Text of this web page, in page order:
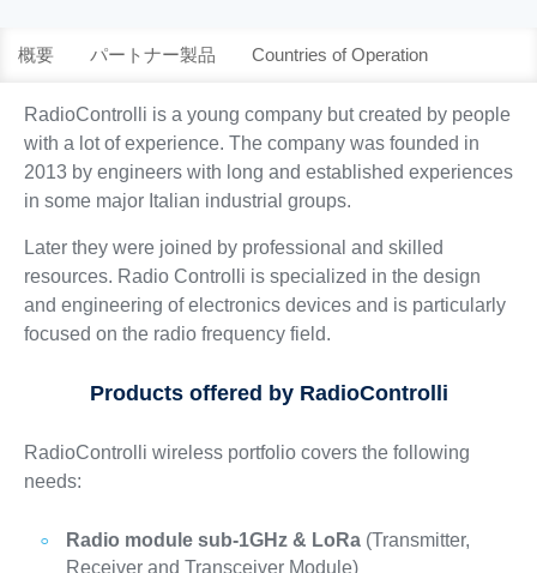
概要 パートナー製品 Countries of Operation
RadioControlli is a young company but created by people
with a lot of experience. The company was founded in
2013 by engineers with long and established experiences
in some major Italian industrial groups.
Later they were joined by professional and skilled
resources. Radio Controlli is specialized in the design
and engineering of electronics devices and is particularly
focused on the radio frequency field.
Products offered by RadioControlli
RadioControlli wireless portfolio covers the following
needs:
Radio module sub-1GHz & LoRa(Transmitter,
Receiver and Transceiver Module)